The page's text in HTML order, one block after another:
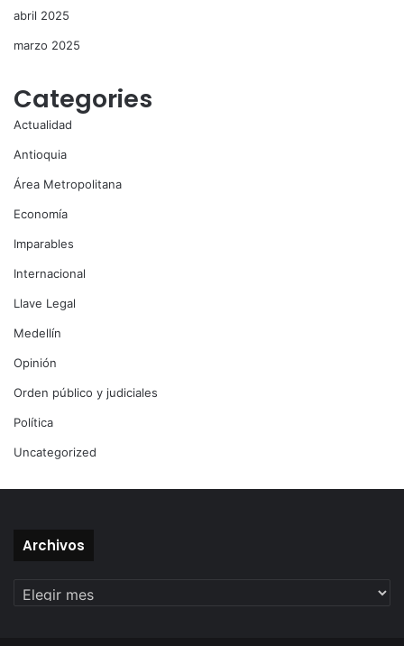
abril 2025
marzo 2025
Categories
Actualidad
Antioquia
Área Metropolitana
Economía
Imparables
Internacional
Llave Legal
Medellín
Opinión
Orden público y judiciales
Política
Uncategorized
Archivos